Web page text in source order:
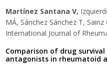
Martínez Santana V,
MÁ, Sánchez Sánchez T, Sainz
International Journal of
Comparison of drug
antagonists in rheumatoid